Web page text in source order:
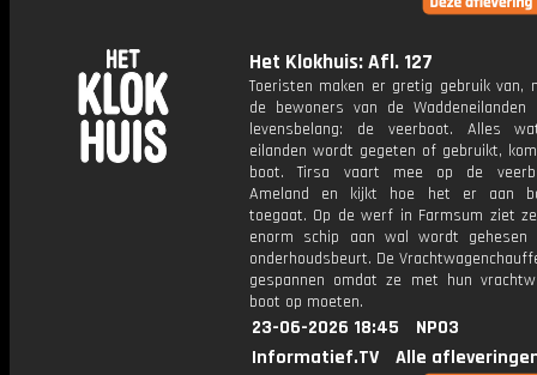
Het Klokhuis: Afl. 127
Toeristen maken er gretig gebruik van,
de bewoners van de
levensbelang: de veerboot. Alles
eilanden wordt gegeten of gebruikt,
boot. Tirsa vaart mee op de
Ameland en kijkt hoe het er aan
toegaat. Op de werf in Farmsum ziet
enorm schip aan wal wordt gehesen
onderhoudsbeurt. De
gespannen omdat ze met hun
boot op moeten.
23-06-2026 18:45
NPO3
Informatief.TV
Alle